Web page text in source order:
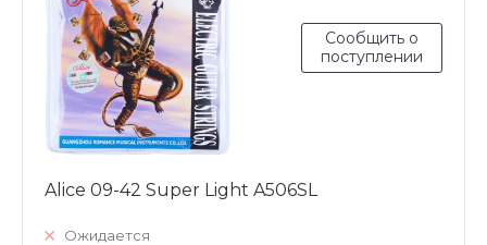
Сообщить о
поступлении
Alice 09-42 Super Light A506SL
Ожидается